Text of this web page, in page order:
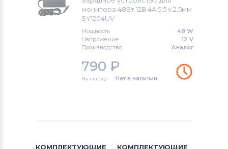
Блоки питания для мониторов
Блоки питания для мониторов
Блоки питания для мониторовHP
Link
монитора 48Вт 12В 4A 5,5 x 2.5мм
SY1204UV
Мощность
48 W
Напряжение
12 V
Производство
Аналог
790 ₽
На складе Нет в наличии
КОМПЛЕКТУЮЩИЕ
КОМПЛЕКТУЮЩИЕ